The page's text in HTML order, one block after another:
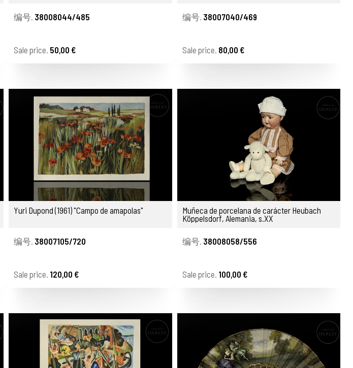
编号. 38008044/485
Sale price. 50,00 €
编号. 38007040/469
Sale price. 80,00 €
Yuri Dupond (1961) "Campo de amapolas"
编号. 38007105/720
Sale price. 120,00 €
Muñeca de porcelana de carácter Heubach
Köppelsdorf, Alemania, s.XX
编号. 38008058/556
Sale price. 100,00 €